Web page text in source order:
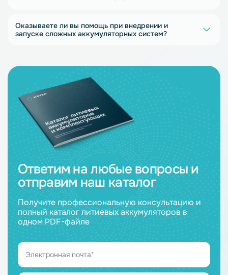
Оказываете ли вы помощь при внедрении и
запуске сложных аккумуляторных систем?
Ответим на любые вопросы и
отправим наш каталог
Получите профессиональную консультацию и
полный каталог литиевых аккумуляторов в
одном PDF-файле